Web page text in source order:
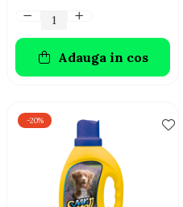
Adauga in cos
-20%